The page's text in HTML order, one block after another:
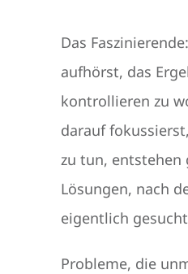
Das
aufhörst, das
kontrollieren zu
darauf
zu tun, entstehen
Lösungen, nach
eigentlich
Probleme, die